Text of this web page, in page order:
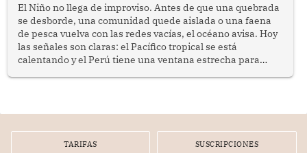
El Niño no llega de improviso. Antes de que una quebrada
se desborde, una comunidad quede aislada o una faena
de pesca vuelva con las redes vacías, el océano avisa. Hoy
las señales son claras: el Pacífico tropical se está
calentando y el Perú tiene una ventana estrecha para
TARIFAS SUSCRIPCIONES